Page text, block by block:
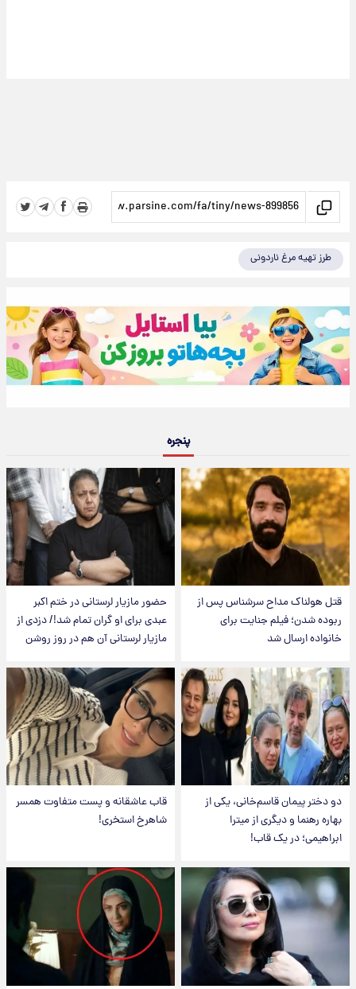
طرز تهیه مرغ ناردونی
پنجره
قتل هولناک مداح سرشناس پس از
ربوده شدن؛ فیلم جنایت برای
خانواده ارسال شد
حضور مازیار لرستانی در ختم اکبر
عبدی برای او گران تمام شد!/ دزدی از
مازیار لرستانی آن هم در روز روشن
دو دختر پیمان قاسم‌خانی، یکی از
بهاره رهنما و دیگری از میترا
ابراهیمی؛ در یک قاب!
قاب عاشقانه و پست متفاوت همسر
شاهرخ استخری!